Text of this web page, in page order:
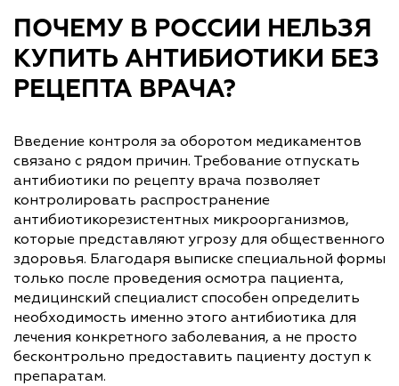
ПОЧЕМУ В РОССИИ НЕЛЬЗЯ
КУПИТЬ АНТИБИОТИКИ БЕЗ
РЕЦЕПТА ВРАЧА?
Введение контроля за оборотом медикаментов
связано с рядом причин. Требование отпускать
антибиотики по рецепту врача позволяет
контролировать распространение
антибиотикорезистентных микроорганизмов,
которые представляют угрозу для общественного
здоровья. Благодаря выписке специальной формы
только после проведения осмотра пациента,
медицинский специалист способен определить
необходимость именно этого антибиотика для
лечения конкретного заболевания, а не просто
бесконтрольно предоставить пациенту доступ к
препаратам.